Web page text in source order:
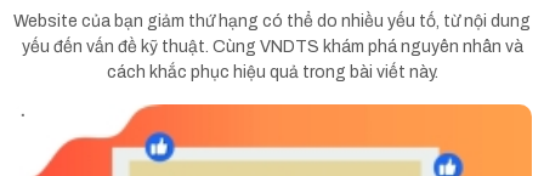
Website của bạn giảm thứ hạng có thể do nhiều yếu tố, từ nội dung
yếu đến vấn đề kỹ thuật. Cùng VNDTS khám phá nguyên nhân và
cách khắc phục hiệu quả trong bài viết này.